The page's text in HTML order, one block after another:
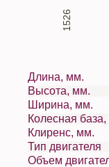
1526
Длина, мм.
Высота, мм.
Ширина, мм.
Клиренс, мм.
Тип двигателя